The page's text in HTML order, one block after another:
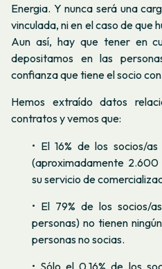
Energia. Y nunca será una
vinculada, ni en el caso de que
Aun así, hay que tener en
depositamos en las
confianza que tiene el socio
Hemos extraído datos
contratos y vemos que:
• El 16% de los socios/
(aproximadamente 2.600
su servicio de
• El 79% de los socios/
personas) no tienen
personas no socias.